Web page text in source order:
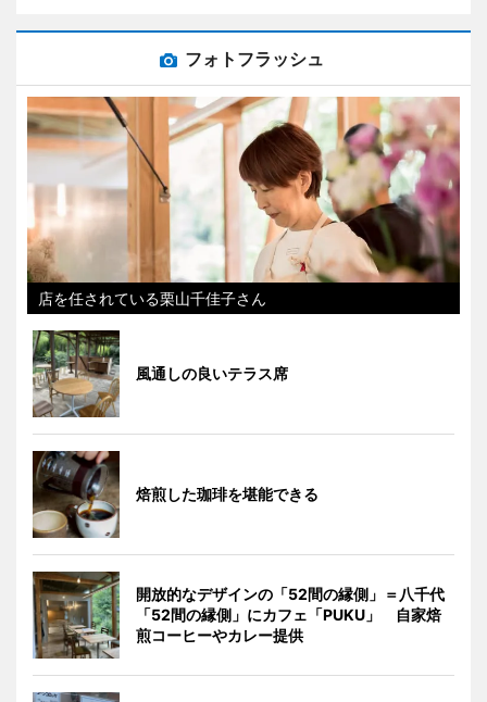
フォトフラッシュ
店を任されている栗山千佳子さん
風通しの良いテラス席
焙煎した珈琲を堪能できる
開放的なデザインの「52間の縁側」＝八千代
「52間の縁側」にカフェ「PUKU」 自家焙
煎コーヒーやカレー提供